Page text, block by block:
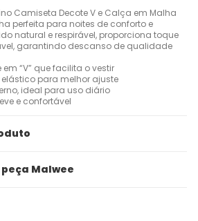
Camiseta Decote V e Calça em Malha
perfeita para noites de conforto e
natural e respirável, proporciona toque
garantindo descanso de qualidade
“V” que facilita o vestir
para melhor ajuste
ideal para uso diário
e confortável
Malwee